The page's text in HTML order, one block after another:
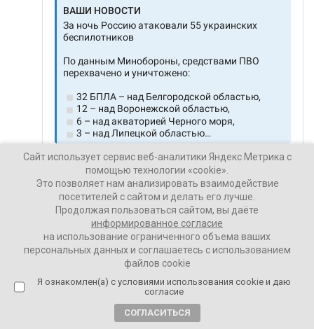
16 июля 2025
ПОДЕЛИТЬСЯ
Сайт использует сервис веб-аналитики Яндекс Метрика с
помощью технологии «cookie».
Это позволяет нам анализировать взаимодействие
посетителей с сайтом и делать его лучше.
Продолжая пользоваться сайтом, вы даёте
информированное согласие
на использование ограниченного объема ваших
персональных данных и соглашаетесь с использованием
файлов cookie
Я ознакомлен(а) с условиями использования cookie и даю
согласие
СОГЛАСИТЬСЯ